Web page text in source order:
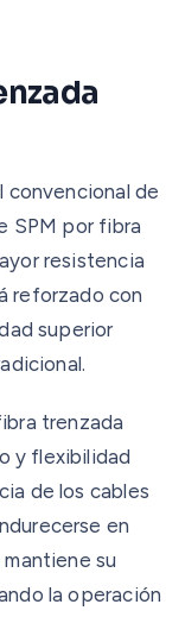
convencional de
SPM por fibra
resistencia
reforzado con
superior
trenzada
y flexibilidad
de los cables
en
su
la operación